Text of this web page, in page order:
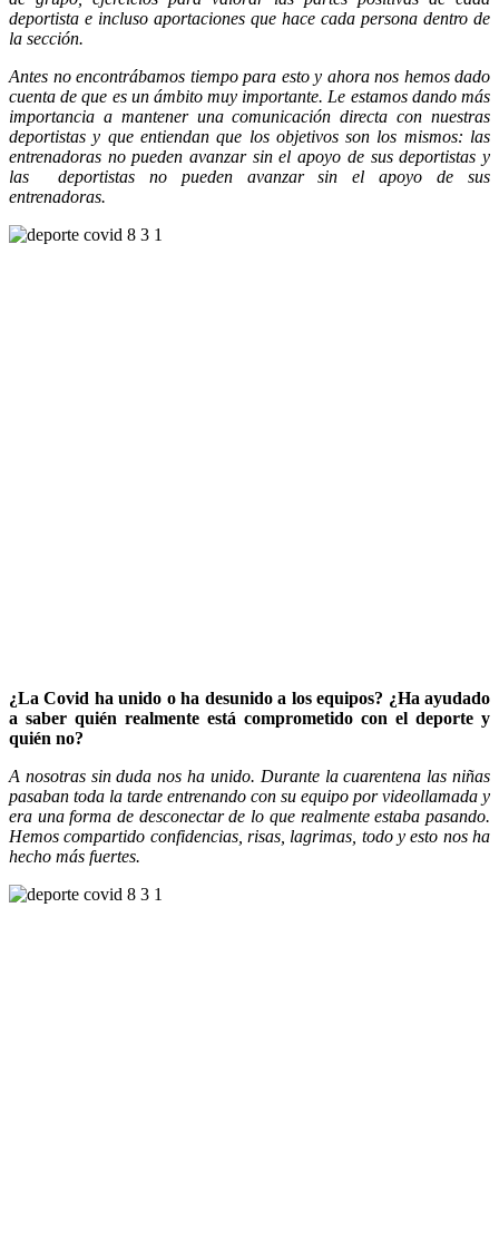
deportista e incluso aportaciones que hace cada persona dentro de
la sección.
Antes no encontrábamos tiempo para esto y ahora nos hemos dado
cuenta de que es un ámbito muy importante. Le estamos dando más
importancia a mantener una comunicación directa con nuestras
deportistas y que entiendan que los objetivos son los mismos: las
entrenadoras no pueden avanzar sin el apoyo de sus deportistas y
las deportistas no pueden avanzar sin el apoyo de sus
entrenadoras.
¿La Covid ha unido o ha desunido a los equipos? ¿Ha ayudado
a saber quién realmente está comprometido con el deporte y
quién no?
A nosotras sin duda nos ha unido. Durante la cuarentena las niñas
pasaban toda la tarde entrenando con su equipo por videollamada y
era una forma de desconectar de lo que realmente estaba pasando.
Hemos compartido confidencias, risas, lagrimas, todo y esto nos ha
hecho más fuertes.